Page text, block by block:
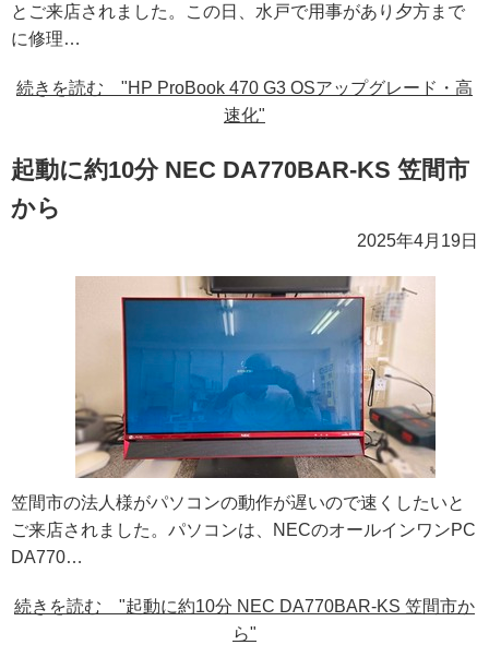
とご来店されました。この日、水戸で用事があり夕方まで
に修理…
続きを読む "HP ProBook 470 G3 OSアップグレード・高
速化"
起動に約10分 NEC DA770BAR-KS 笠間市
から
2025年4月19日
笠間市の法人様がパソコンの動作が遅いので速くしたいと
ご来店されました。パソコンは、NECのオールインワンPC
DA770…
続きを読む "起動に約10分 NEC DA770BAR-KS 笠間市か
ら"